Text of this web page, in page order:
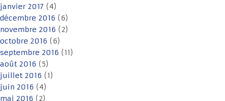
janvier 2017 (4)
décembre 2016 (6)
novembre 2016 (2)
octobre 2016 (6)
septembre 2016 (11)
août 2016 (5)
juillet 2016 (1)
juin 2016 (4)
mai 2016 (2)